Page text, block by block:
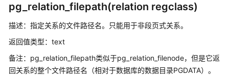
明
快
速
入
门
pg_relation_filepath(relation regclass)
描述：指定关系的文件路径名。只能用于非段页式关系。
返回值类型：text
备注：pg_relation_filepath类似于pg_relation_filenode，但是它返
回关系的整个文件路径名（相对于数据库的数据目录PGDATA）。